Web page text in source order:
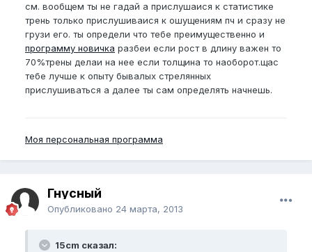
см. вообщем ты не гадай а прислушаися к статистике
трень только прислушиваися к ошущениям пч и сразу не
грузи его. ты определи что тебе преимущественно и
программу новичка разбеи если рост в длину важен то
70%трены делаи на нее если толщина то наоборот.щас
тебе лучше к опыту бывалых стрелянных
прислушиваться а далее ты сам определять начнешь.
Моя персональная программа
Гнусный
Опубликовано 24 марта, 2013
15cm сказал: